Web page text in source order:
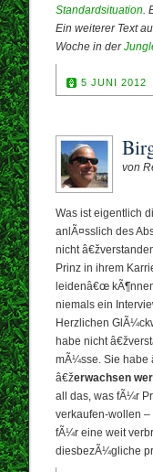
Standardsituation.
Ein weiterer Text
Woche in der
5 JUNI 2012
von
Was ist eigentlich
anlÃ¤sslich des
nicht
Prinz in ihrem
leidenâ€œ
niemals ein
Herzlichen
habe nicht
mÃ¼sse. Sie habe
â€žerwachsen
all das, was fÃ¼r
verkaufen-wollen –
fÃ¼r eine weit
diesbezÃ¼gliche